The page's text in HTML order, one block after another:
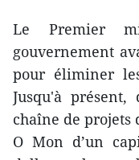
Le Premier
gouvernement
pour éliminer
Jusqu'à
chaîne de projets
O Mon d’un